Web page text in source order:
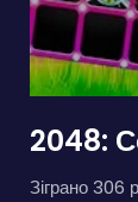
2048:
Зіграно 306